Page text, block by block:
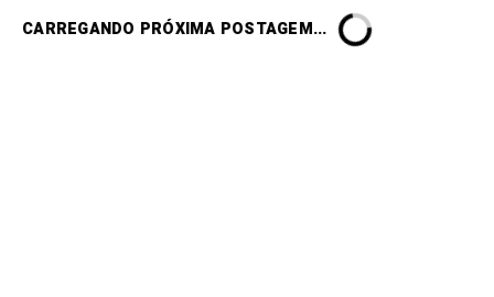
CARREGANDO PRÓXIMA POSTAGEM...